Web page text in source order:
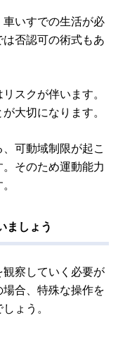
いすでの生活が必
否認可の術式もあ
スクが伴います。
大切になります。
可動域制限が起こ
そのため運動能力
ましょう
察していく必要が
合、特殊な操作を
ょう。